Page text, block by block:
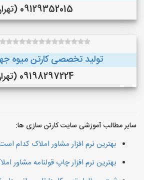
09129352015 (تهران)
تولید تخصصی کارتن میوه
09198297224 (تهران)
سایر مطالب آموزشی سایت کارتن سازی ها:
بهترین نرم افزار مشاور املاک کدام
بهترین نرم افزار چاپ قولنامه مشاور